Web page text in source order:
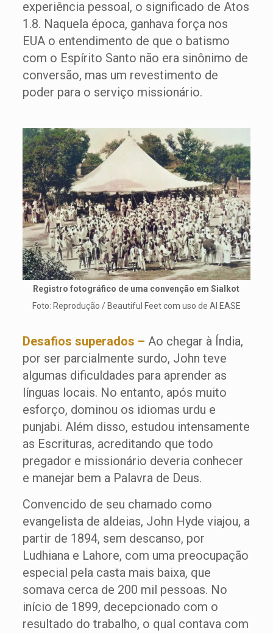
experiência pessoal, o significado de Atos
1.8. Naquela época, ganhava força nos
EUA o entendimento de que o batismo
com o Espírito Santo não era sinônimo de
conversão, mas um revestimento de
poder para o serviço missionário.
Registro fotográfico de uma convenção em Sialkot
Foto: Reprodução / Beautiful Feet com uso de AI EASE
Desafios superados – Ao chegar à Índia,
por ser parcialmente surdo, John teve
algumas dificuldades para aprender as
línguas locais. No entanto, após muito
esforço, dominou os idiomas urdu e
punjabi. Além disso, estudou intensamente
as Escrituras, acreditando que todo
pregador e missionário deveria conhecer
e manejar bem a Palavra de Deus.
Convencido de seu chamado como
evangelista de aldeias, John Hyde viajou, a
partir de 1894, sem descanso, por
Ludhiana e Lahore, com uma preocupação
especial pela casta mais baixa, que
somava cerca de 200 mil pessoas. No
início de 1899, decepcionado com o
resultado do trabalho, o qual contava com